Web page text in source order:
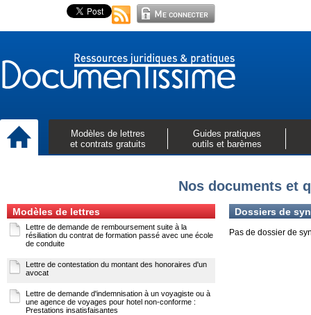
Modèles de lettres
et contrats gratuits
Guides pratiques
outils et barèmes
Nos documents et
Modèles de lettres
Lettre de demande de remboursement suite à la
résiliation du contrat de formation passé avec une école
de conduite
Lettre de contestation du montant des honoraires d'un
avocat
Lettre de demande d'indemnisation à un voyagiste ou à
une agence de voyages pour hotel non-conforme :
Prestations insatisfaisantes
Dossiers de
Pas de dossier de